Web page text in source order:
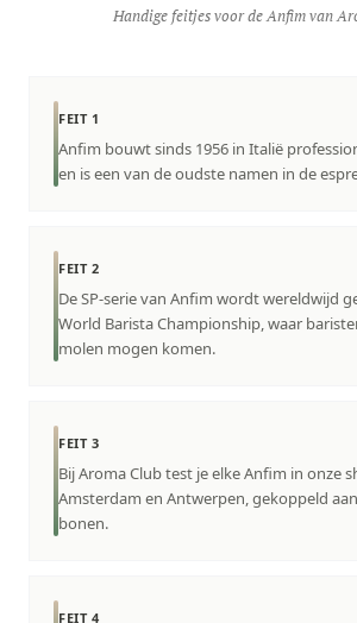
Handige feitjes voor de Anfim van
FEIT 1
Anfim bouwt sinds 1956 in Italië
en is een van de oudste namen in de
FEIT 2
De SP-serie van Anfim wordt wereldwijd
World Barista Championship, waar
molen mogen komen.
FEIT 3
Bij Aroma Club test je elke Anfim in onze
Amsterdam en Antwerpen, gekoppeld
bonen.
FEIT 4